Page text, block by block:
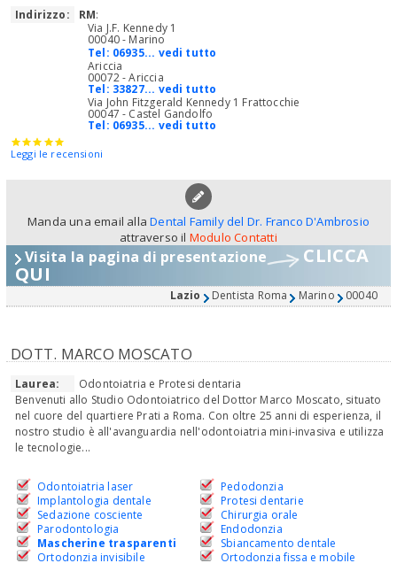
Indirizzo:
RM:
Via J.F. Kennedy 1
00040 - Marino
Tel: 06935... vedi tutto
Ariccia
00072 - Ariccia
Tel: 33827... vedi tutto
Via John Fitzgerald Kennedy 1 Frattocchie
00047 - Castel Gandolfo
Tel: 06935... vedi tutto
Leggi le recensioni
Manda una email allaDental Family del Dr. Franco D'Ambrosio
attraverso il Modulo Contatti
Visita la pagina di presentazione CLICCA
QUI
Lazio Dentista Roma Marino 00040
DOTT. MARCO MOSCATO
Laurea:
Odontoiatria e Protesi dentaria
Benvenuti allo Studio Odontoiatrico del Dottor Marco Moscato, situato
nel cuore del quartiere Prati a Roma. Con oltre 25 anni di esperienza, il
nostro studio è all'avanguardia nell'odontoiatria mini-invasiva e utilizza
le tecnologie...
Odontoiatria laser
Implantologia dentale
Sedazione cosciente
Parodontologia
Mascherine trasparenti
Ortodonzia invisibile
Pedodonzia
Protesi dentarie
Chirurgia orale
Endodonzia
Sbiancamento dentale
Ortodonzia fissa e mobile